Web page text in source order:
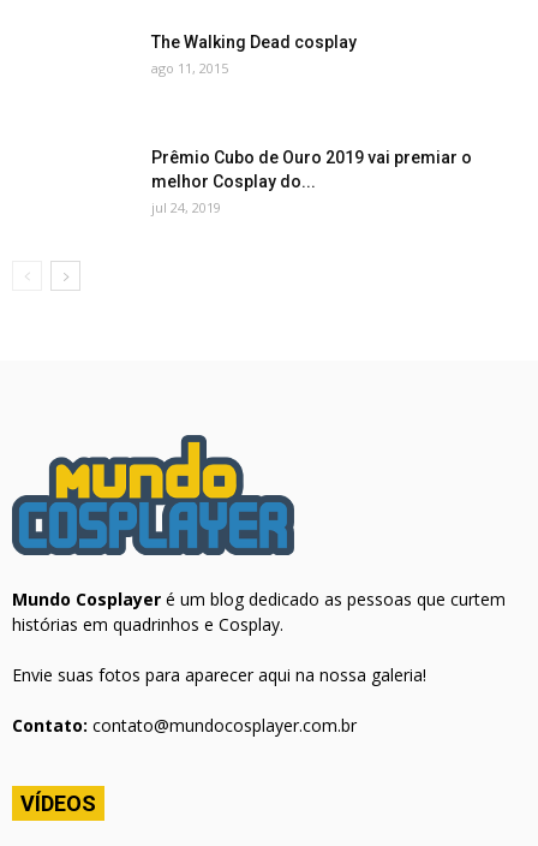
The Walking Dead cosplay
ago 11, 2015
Prêmio Cubo de Ouro 2019 vai premiar o
melhor Cosplay do...
jul 24, 2019
Mundo Cosplayer é um blog dedicado as pessoas que curtem
histórias em quadrinhos e Cosplay.
Envie suas fotos para aparecer aqui na nossa galeria!
Contato: contato@mundocosplayer.com.br
VÍDEOS